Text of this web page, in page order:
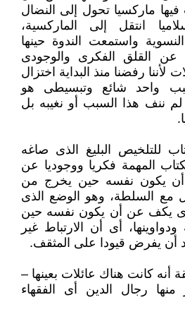
ماركسيا تحول إلى النضال
انتقل إلى الماركسية،
واستمعت الندوة حينها
القلق الفكرى والوجودى
لأننا رفضنا منذ البداية اختزال
واحد شائع وتبسيطى هو
لم ننف هذا السبب أو نغيبه بل
للتلخيص البليغ الذى صاغه
المهمة فكريا ووجوديا عن
أن يكون نفسه حين يخرج من
مع السلطة، وهو الوضع الذى
يكف عن أن يكون نفسه حين
أى أن الارتباط غير
أن يفرض قيودا على المثقف.
أنه كانت هناك عائلات بعينها –
رجال الدين أى الفقهاء